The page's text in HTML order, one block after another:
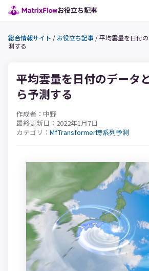
お役立ち記事
総合情報サイト / お役立ち記事 /平均雲量を日付
測する
平均雲量を日付のデータ
ら予測する
作成者：中野
最終更新日：2022年1月7日
カテゴリ： MfTransformer時系列予測